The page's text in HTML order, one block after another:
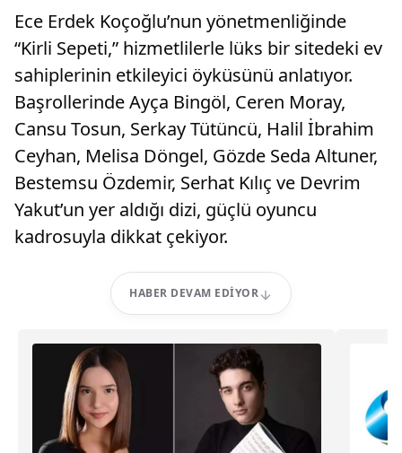
Ece Erdek Koçoğlu’nun yönetmenliğinde
“Kirli Sepeti,” hizmetlilerle lüks bir sitedeki ev
sahiplerinin etkileyici öyküsünü anlatıyor.
Başrollerinde Ayça Bingöl, Ceren Moray,
Cansu Tosun, Serkay Tütüncü, Halil İbrahim
Ceyhan, Melisa Döngel, Gözde Seda Altuner,
Bestemsu Özdemir, Serhat Kılıç ve Devrim
Yakut’un yer aldığı dizi, güçlü oyuncu
kadrosuyla dikkat çekiyor.
HABER DEVAM EDIYOR